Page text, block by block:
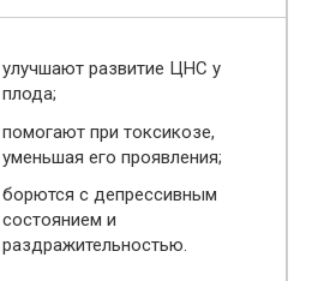
улучшают развитие ЦНС у
плода;
помогают при токсикозе,
уменьшая его проявления;
борются с депрессивным
состоянием и
раздражительностью.